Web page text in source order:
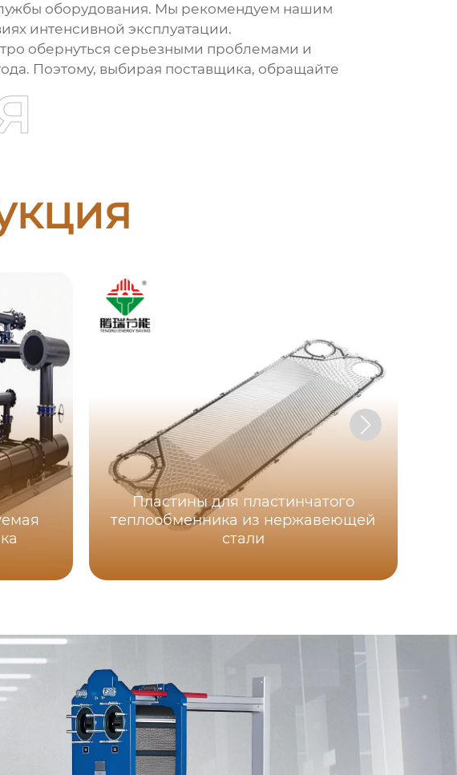
оборудования. Мы рекомендуем нашим
интенсивной эксплуатации.
обернуться серьезными проблемами и
Поэтому, выбирая поставщика, обращайте
Пластины для пластинчатого
теплообменника из нержавеющей
стали